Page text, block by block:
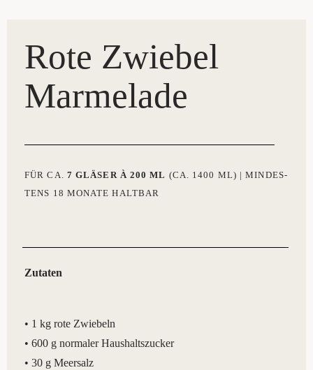
Rote Zwie­bel
Marmelade
FÜR CA. 7 GLÄ­SER À 200 ML (CA. 1400 ML) | MIN­DES­
TENS 18 MONA­TE HALTBAR
Zuta­ten
• 1 kg rote Zwie­beln
• 600 g nor­ma­ler Haus­halts­zu­cker
• 30 g Meer­salz